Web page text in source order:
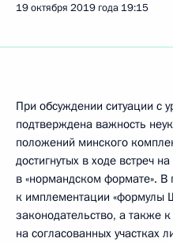
19 октября 2019 года 19:15
При обсуждении ситуации с
подтверждена важность
положений минского
достигнутых в ходе встреч
в «нормандском формате». В
к имплементации «формулы
законодательство, а также
на согласованных участках